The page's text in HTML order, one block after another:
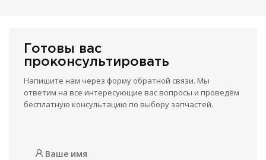
Готовы вас
проконсультировать
Напишите нам через форму обратной связи. Мы
ответим на все интересующие вас вопросы и проведём
бесплатную консультацию по выбору запчастей.